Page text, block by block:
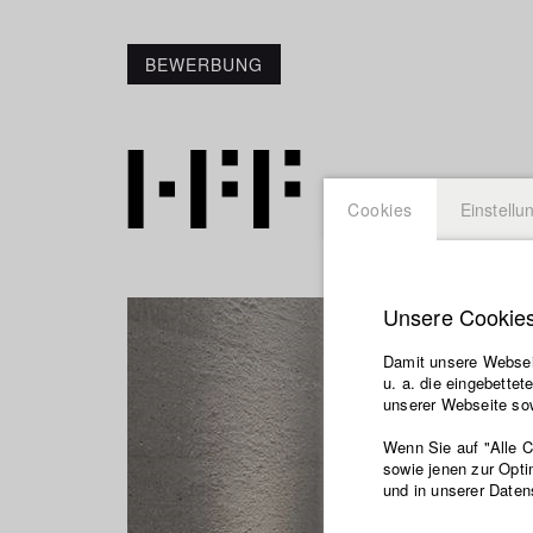
BEWERBUNG
Cookies
Unsere
Damit unsere
u. a. die
unserer Webseite
Wenn Sie auf "Alle
sowie jenen zur
und in unserer